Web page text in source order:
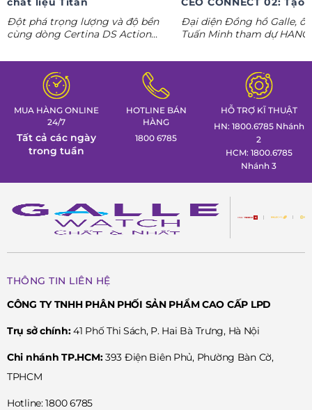
Đột phá trọng lượng và độ bền
cùng dòng Certina DS Action
tác thể thao cá tính nhất trong
Tuần lễ đồng hồ Thụy Sỹ cùng
Đồng hồ Galle!
phong thái lãnh đạo kỷ
nguyên AI
Đại diện Đồng hồ Galle,
Tuấn Minh tham dự
gian trưng bày đồng hồ
định hình phong thái lãnh
MUA HÀNG ONLINE
24/7
Tất cả các ngày
trong tuần
HOTLINE BÁN
HÀNG
1800 6785
HỖ TRỢ KĨ THUẬT
HN: 1800.6785 Nhánh
2
HCM: 1800.6785
Nhánh 3
THÔNG TIN LIÊN HỆ
CÔNG TY TNHH PHÂN PHỐI SẢN PHẨM CAO CẤP LPD
Trụ sở chính:41 Phố Thi Sách, P. Hai Bà Trưng, Hà Nội
Chi nhánh TP.HCM:393 Điện Biên Phủ, Phường Bàn Cờ,
TPHCM
Hotline: 1800 6785